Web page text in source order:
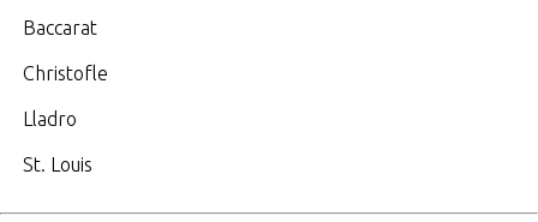
Baccarat
Christofle
Lladro
St. Louis